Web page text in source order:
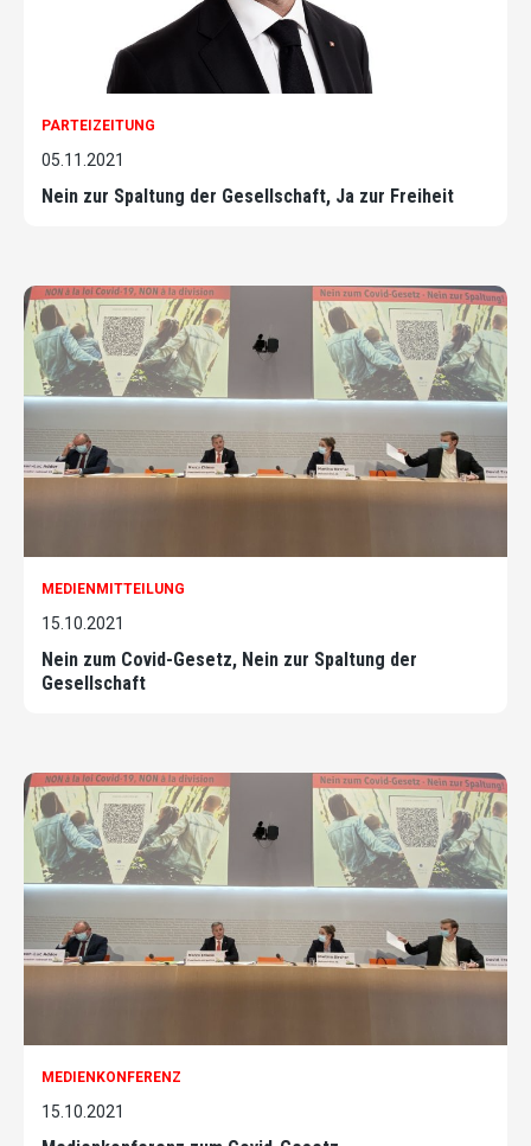
PARTEIZEITUNG
05.11.2021
Nein zur Spaltung der Gesellschaft, Ja zur Freiheit
MEDIENMITTEILUNG
15.10.2021
Nein zum Covid-Gesetz, Nein zur Spaltung der
Gesellschaft
MEDIENKONFERENZ
15.10.2021